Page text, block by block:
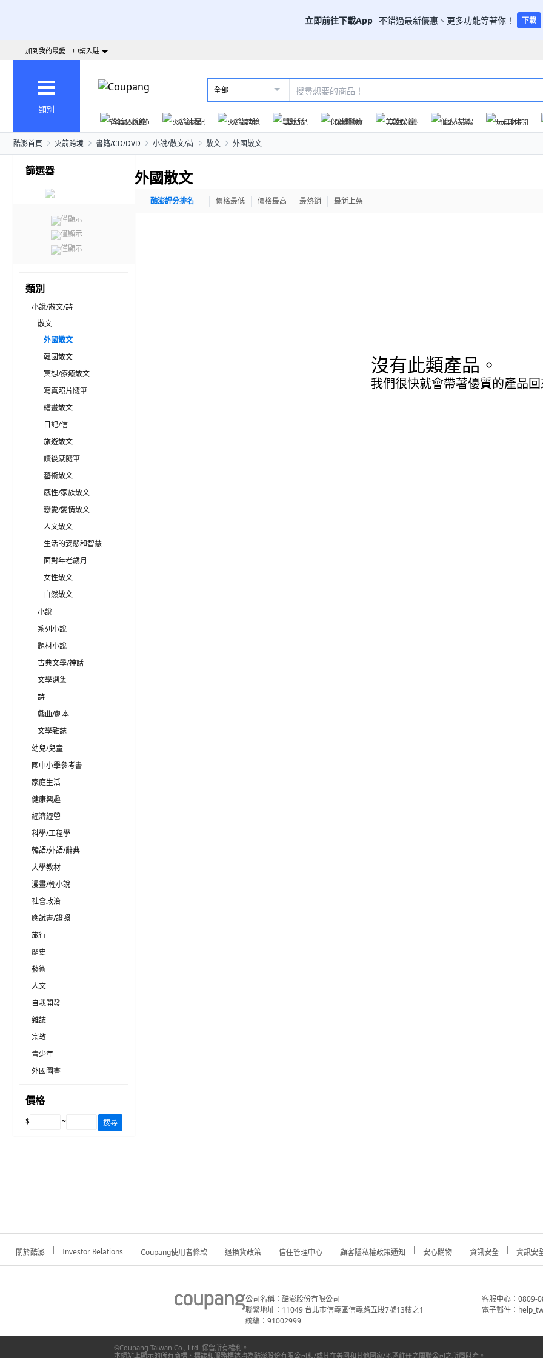
立即前往下載App 不錯過最新優惠、更多功能等著你！ 下載
加到我的最愛 申請入駐
類別
全部
爸氣父親節 火箭速配 火箭跨境 嬰幼兒 保健醫療 美妝保養 個人清潔 玩具休閒
酷澎首頁 火箭跨境 書籍/CD/DVD 小說/散文/詩 散文 外國散文
篩選器
僅顯示
僅顯示
僅顯示
類別
小說/散文/詩
散文
外國散文
韓國散文
冥想/療癒散文
寫真照片隨筆
繪畫散文
日記/信
旅遊散文
讀後感隨筆
藝術散文
感性/家族散文
戀愛/愛情散文
人文散文
生活的姿態和智慧
面對年老歲月
女性散文
自然散文
小說
系列小說
題材小說
古典文學/神話
文學選集
詩
戲曲/劇本
文學雜誌
幼兒/兒童
國中小學參考書
家庭生活
健康興趣
經濟經營
科學/工程學
韓語/外語/辭典
大學教材
漫畫/輕小說
社會政治
應試書/證照
旅行
歷史
藝術
人文
自我開發
雜誌
宗教
青少年
外國圖書
價格
$ ~ 搜尋
外國散文
酷澎評分排名 價格最低 價格最高 最熱銷 最新上架
沒有此類產品。
我們很快就會帶著優質的產品
關於酷澎 Investor Relations Coupang使用者條款 退換貨政策 信任管理中心 顧客隱私權政策通知 安心購物 資訊安全 資訊安
公司名稱：酷澎股份有限公司
聯繫地址：11049 台北市信義區信義路五段7號13樓之1
統編：91002999
客服中心：0809-
電子郵件：
©Coupang Taiwan Co., Ltd. 保留所有權利。
本網站上顯示的所有商標、標誌和服務標誌均為酷澎股份有限公司和/或其在美國和其他國家/地區註冊之關聯公司之所屬財產。